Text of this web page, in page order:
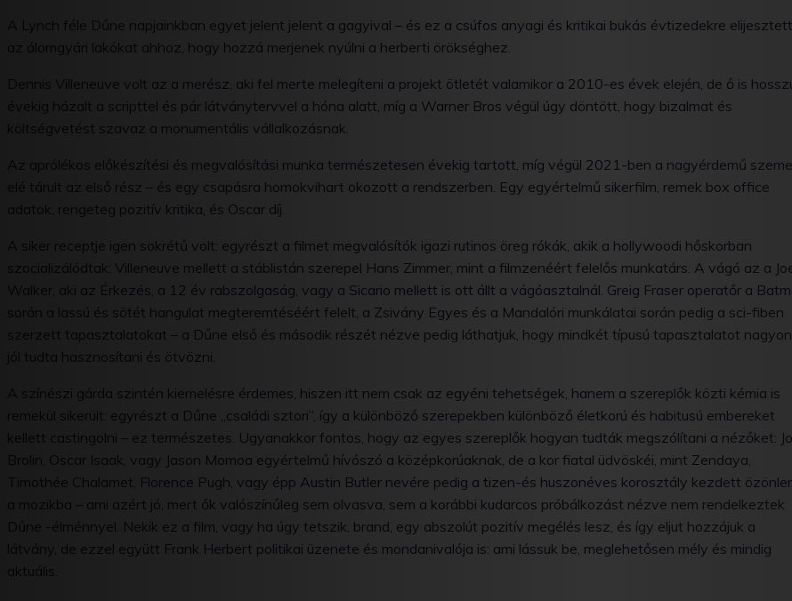
A Lynch féle Dűne napjainkban egyet jelent jelent a gagyival – és ez a csúfos anyagi és kritikai bukás évtizedekre
az álomgyári lakókat ahhoz, hogy hozzá merjenek nyúlni a herberti örökséghez.
Dennis Villeneuve volt az a merész, aki fel merte melegíteni a projekt ötletét valamikor a 2010-es évek elején, de ő is
évekig házalt a scripttel és pár látványtervvel a hóna alatt, míg a Warner Bros végül úgy döntött, hogy bizalmat és
költségvetést szavaz a monumentális vállalkozásnak.
Az aprólékos előkészítési és megvalósítási munka természetesen évekig tartott, míg végül 2021-ben a nagyérdemű szeme
elé tárult az első rész – és egy csapásra homokvihart okozott a rendszerben. Egy egyértelmű sikerfilm, remek box office
adatok, rengeteg pozitív kritika, és Oscar díj.
A siker receptje igen sokrétű volt: egyrészt a filmet megvalósítók igazi rutinos öreg rókák, akik a hollywoodi hőskorban
szocializálódtak: Villeneuve mellett a stáblistán szerepel Hans Zimmer, mint a filmzenéért felelős munkatárs. A vágó az a
Walker, aki az Érkezés, a 12 év rabszolgaság, vagy a Sicario mellett is ott állt a vágóasztalnál. Greig Fraser operatőr a
során a lassú és sötét hangulat megteremtéséért felelt, a Zsivány Egyes és a Mandalóri munkálatai során pedig a sci-fiben
szerzett tapasztalatokat – a Dűne első és második részét nézve pedig láthatjuk, hogy mindkét típusú tapasztalatot nagyon
jól tudta hasznosítani és ötvözni.
A színészi gárda szintén kiemelésre érdemes, hiszen itt nem csak az egyéni tehetségek, hanem a szereplők közti kémia is
remekül sikerült: egyrészt a Dűne „családi sztori”, így a különböző szerepekben különböző életkorú és habitusú embereket
kellett castingolni – ez természetes. Ugyanakkor fontos, hogy az egyes szereplők hogyan tudták megszólítani a nézőket:
Brolin, Oscar Isaak, vagy Jason Momoa egyértelmű hívószó a középkorúaknak, de a kor fiatal üdvöskéi, mint Zendaya,
Timothée Chalamet, Florence Pugh, vagy épp Austin Butler nevére pedig a tizen-és huszonéves korosztály kezdett
a mozikba – ami azért jó, mert ők valószínűleg sem olvasva, sem a korábbi kudarcos próbálkozást nézve nem rendelkeztek
Dűne -élménnyel. Nekik ez a film, vagy ha úgy tetszik, brand, egy abszolút pozitív megélés lesz, és így eljut hozzájuk a
látvány, de ezzel együtt Frank Herbert politikai üzenete és mondanivalója is: ami lássuk be, meglehetősen mély és mindig
aktuális.